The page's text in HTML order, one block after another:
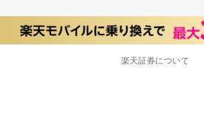
楽天証券について